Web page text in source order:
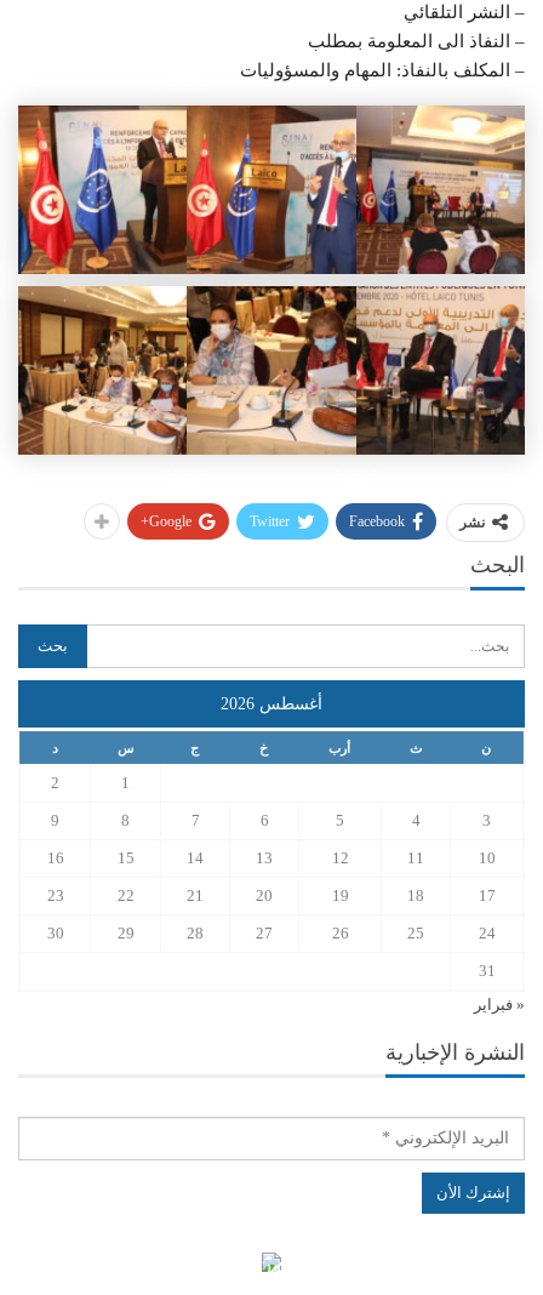
– النشر التلقائي
– النفاذ الى المعلومة بمطلب
– المكلف بالنفاذ: المهام والمسؤوليات
نشر Facebook
Twitter
Google+
البحث
أغسطس 2026
ن ث أرب خ ج س د
1
2
3
4
5
6
7
8
9
10
11
12
13
14
15
16
17
18
19
20
21
22
23
24
25
26
27
28
29
30
31
« فبراير
النشرة الإخبارية
الهياكل الخاضعة لقانون النفاذ إلى المعلومة